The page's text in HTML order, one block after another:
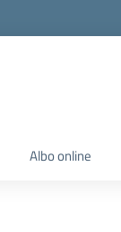
Albo online